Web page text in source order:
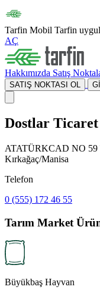
Tarfin Mobil Tarfin
AÇ
Hakkımızda Satış
SATIŞ NOKTASI OL
Dostlar Ticaret
ATATÜRKCAD NO 59
Kırkağaç/Manisa
Telefon
0 (555) 172 46 55
Tarım Market
Büyükbaş Hayvan